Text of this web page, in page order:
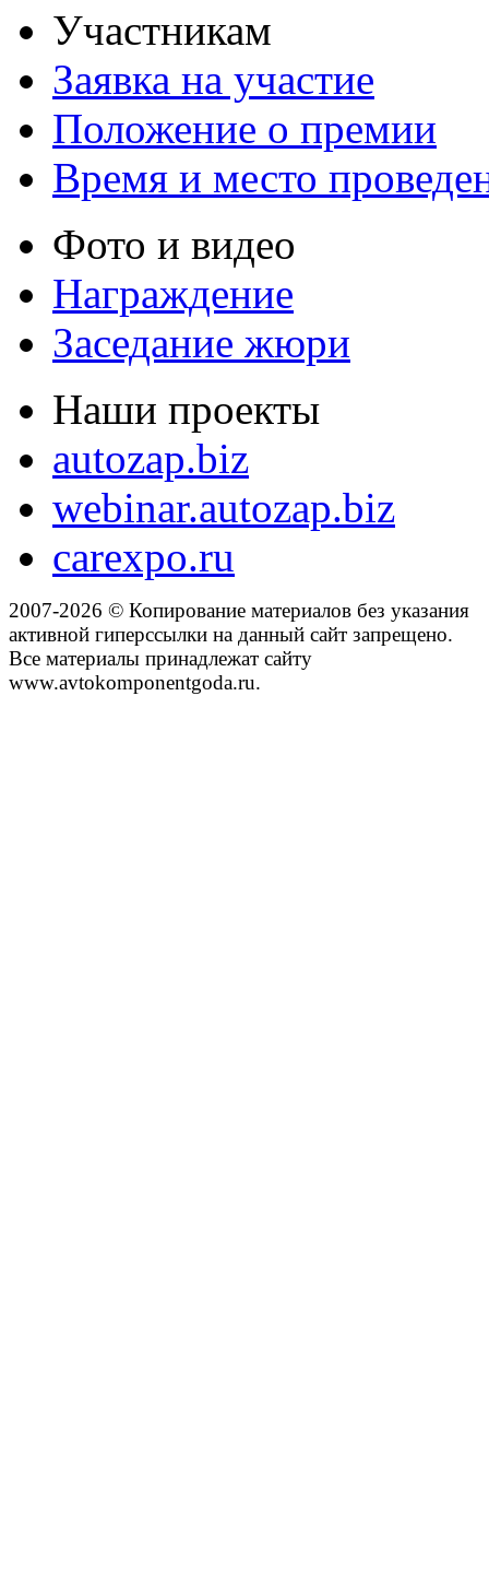
Участникам
Заявка на участие
Положение о премии
Время и место
Фото и видео
Награждение
Заседание жюри
Наши проекты
autozap.biz
webinar.autozap.biz
carexpo.ru
2007-2026 © Копирование материалов без указания
активной гиперссылки на данный сайт запрещено.
Все материалы принадлежат сайту
www.avtokomponentgoda.ru.